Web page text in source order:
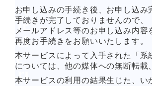
お申し込みの手続き後、お申し込み
手続きが完了しておりませんので、
メールアドレス等のお申し込み内容
再度お手続きをお願いいたします。
本サービスによって入手された「系
については、他の媒体への無断転載
本サービスの利用の結果生じた、い